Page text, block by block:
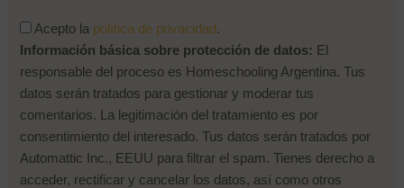
Acepto la política de privacidad.
Información básica sobre protección de datos: El
responsable del proceso es Homeschooling Argentina. Tus
datos serán tratados para gestionar y moderar tus
comentarios. La legitimación del tratamiento es por
consentimiento del interesado. Tus datos serán tratados por
Automattic Inc., EEUU para filtrar el spam. Tienes derecho a
acceder, rectificar y cancelar los datos, así como otros